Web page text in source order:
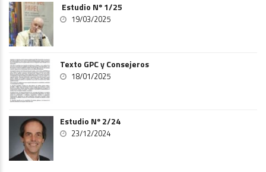
Estudio Nº 1/25
19/03/2025
Texto GPC y Consejeros
18/01/2025
Estudio Nº 2/24
23/12/2024